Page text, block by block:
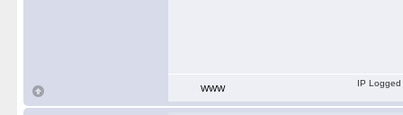
WWW
IP Logged